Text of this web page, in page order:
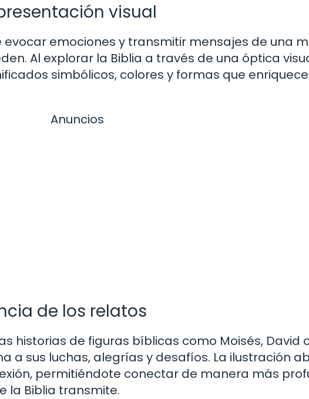
visual
evocar emociones y transmitir mensajes de una
Al explorar la Biblia a través de una óptica
simbólicos, colores y formas que
Anuncios
de los relatos
historias de figuras bíblicas como Moisés, David
a sus luchas, alegrías y desafíos. La ilustración
permitiéndote conectar de manera más
la Biblia transmite.